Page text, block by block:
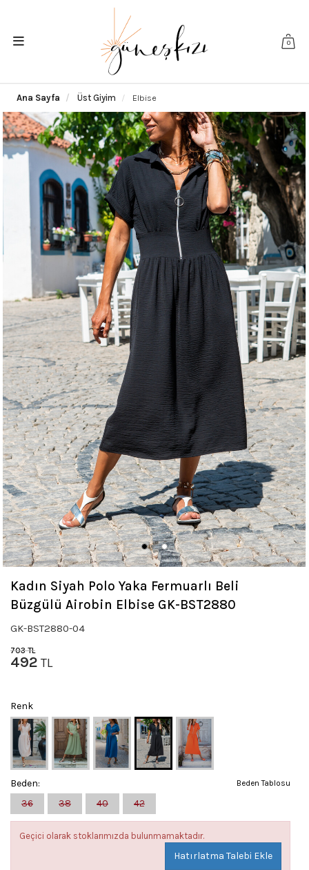
0
Ana Sayfa Üst Giyim Elbise
Kadın Siyah Polo Yaka Fermuarlı Beli
Büzgülü Airobin Elbise GK-BST2880
GK-BST2880-04
703TL
492 TL
Renk
Beden Tablosu
Beden:
36
38 40 42
Geçici olarak stoklarımızda bulunmamaktadır.
Hatırlatma Talebi Ekle